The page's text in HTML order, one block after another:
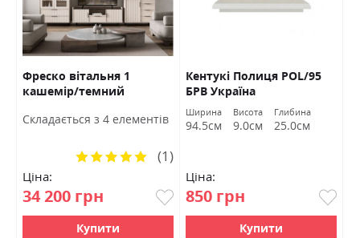
Фреско вітальня 1
кашемір/темний
Cкладається з 4 елементів
Ціна:
34 200 грн
Рейтинг:
(1)
Купити
Кентукі Полиця POL/95
БРВ Україна
Ширина
94.5см
Висота
9.0см
Глибина
25.0см
Ціна:
850 грн
Купити